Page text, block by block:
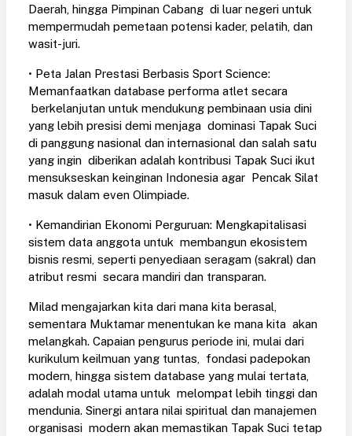
Daerah, hingga Pimpinan Cabang di luar negeri untuk
mempermudah pemetaan potensi kader, pelatih, dan
wasit-juri.
• Peta Jalan Prestasi Berbasis Sport Science:
Memanfaatkan database performa atlet secara
berkelanjutan untuk mendukung pembinaan usia dini
yang lebih presisi demi menjaga dominasi Tapak Suci
di panggung nasional dan internasional dan salah satu
yang ingin diberikan adalah kontribusi Tapak Suci ikut
mensukseskan keinginan Indonesia agar Pencak Silat
masuk dalam even Olimpiade.
• Kemandirian Ekonomi Perguruan: Mengkapitalisasi
sistem data anggota untuk membangun ekosistem
bisnis resmi, seperti penyediaan seragam (sakral) dan
atribut resmi secara mandiri dan transparan.
Milad mengajarkan kita dari mana kita berasal,
sementara Muktamar menentukan ke mana kita akan
melangkah. Capaian pengurus periode ini, mulai dari
kurikulum keilmuan yang tuntas, fondasi padepokan
modern, hingga sistem database yang mulai tertata,
adalah modal utama untuk melompat lebih tinggi dan
mendunia. Sinergi antara nilai spiritual dan manajemen
organisasi modern akan memastikan Tapak Suci tetap